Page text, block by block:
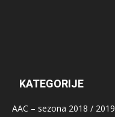
KATEGORIJE
AAC – sezona 2018 / 2019